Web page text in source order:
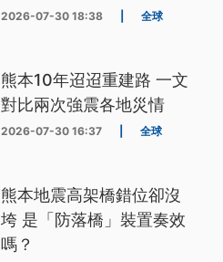
2026-07-30 18:38 全球
熊本10年迢迢重建路 一文
對比兩次強震各地災情
2026-07-30 16:37 全球
熊本地震高架橋錯位卻沒
垮 是「防落橋」裝置奏效
嗎？